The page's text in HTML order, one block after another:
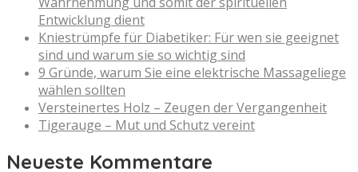
Entwicklung dient
Kniestrümpfe für Diabetiker: Für wen sie geeignet
sind und warum sie so wichtig sind
9 Gründe, warum Sie eine elektrische Massageliege
wählen sollten
Versteinertes Holz – Zeugen der Vergangenheit
Tigerauge – Mut und Schutz vereint
Neueste Kommentare